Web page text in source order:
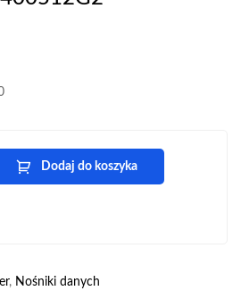
Dodaj do koszyka
, Nośniki danych